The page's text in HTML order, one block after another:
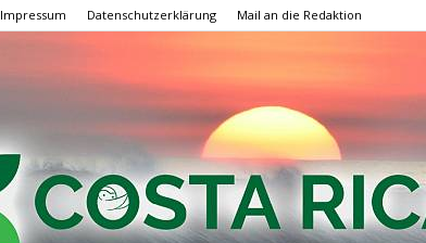
Impressum Datenschutzerklärung Mail an die Redaktion